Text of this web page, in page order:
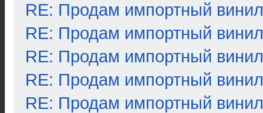
RE: Продам импортный винил
RE: Продам импортный винил
RE: Продам импортный винил
RE: Продам импортный винил
RE: Продам импортный винил